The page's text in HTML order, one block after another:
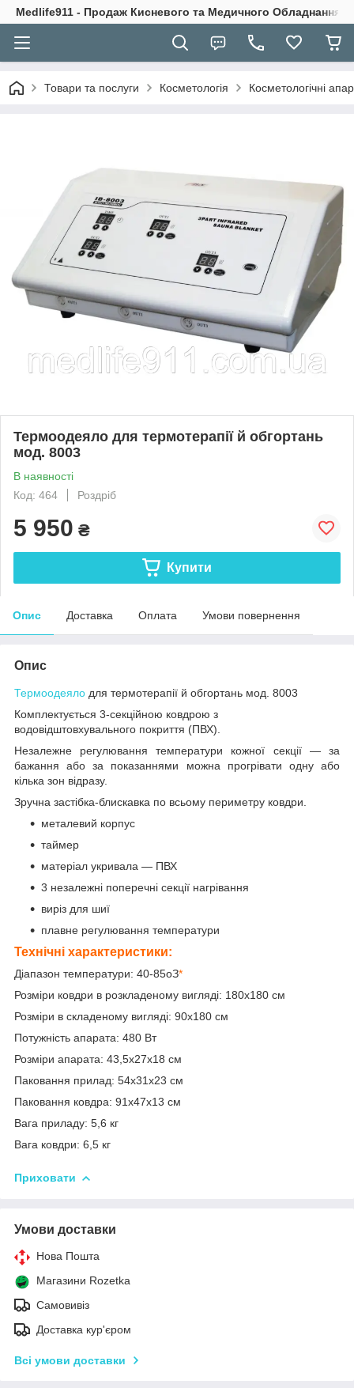
Medlife911 - Продаж Кисневого та Медичного Обладнання
Товари та послуги Косметологія Косметологічні
Термоодеяло для термотерапії й обгортань
мод. 8003
В наявності
Код: 464
Роздріб
5 950 ₴
Купити
Опис Доставка Оплата Умови повернення
Опис
Термоодеяло для термотерапії й обгортань мод. 8003
Комплектується 3-секційною ковдрою з
водовідштовхувального покриття (ПВХ).
Незалежне регулювання температури кожної секції — за
бажання або за показаннями можна прогрівати одну або
кілька зон відразу.
Зручна застібка-блискавка по всьому периметру ковдри.
металевий корпус
таймер
матеріал укривала — ПВХ
3 незалежні поперечні секції нагрівання
виріз для шиї
плавне регулювання температури
Технічні характеристики:
Діапазон температури: 40-85оЗ*
Розміри ковдри в розкладеному вигляді: 180х180 см
Розміри в складеному вигляді: 90х180 см
Потужність апарата: 480 Вт
Розміри апарата: 43,5х27х18 см
Паковання прилад: 54х31х23 см
Паковання ковдра: 91х47х13 см
Вага приладу: 5,6 кг
Вага ковдри: 6,5 кг
Приховати
Умови доставки
Нова Пошта
Магазини Rozetka
Самовивіз
Доставка кур'єром
Всі умови доставки